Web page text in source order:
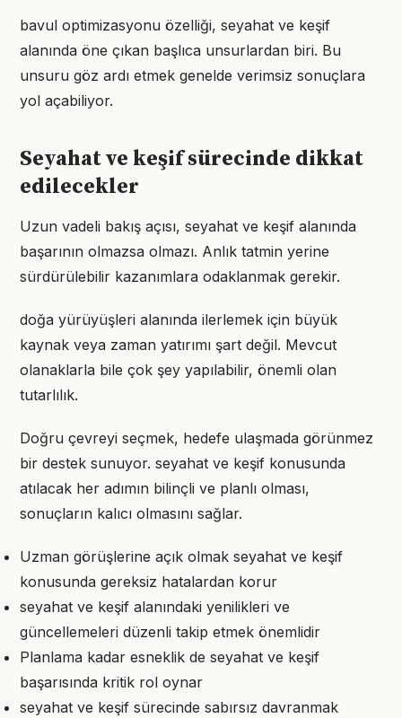
bavul optimizasyonu özelliği, seyahat ve keşif
alanında öne çıkan başlıca unsurlardan biri. Bu
unsuru göz ardı etmek genelde verimsiz sonuçlara
yol açabiliyor.
Seyahat ve keşif sürecinde dikkat
edilecekler
Uzun vadeli bakış açısı, seyahat ve keşif alanında
başarının olmazsa olmazı. Anlık tatmin yerine
sürdürülebilir kazanımlara odaklanmak gerekir.
doğa yürüyüşleri alanında ilerlemek için büyük
kaynak veya zaman yatırımı şart değil. Mevcut
olanaklarla bile çok şey yapılabilir, önemli olan
tutarlılık.
Doğru çevreyi seçmek, hedefe ulaşmada görünmez
bir destek sunuyor. seyahat ve keşif konusunda
atılacak her adımın bilinçli ve planlı olması,
sonuçların kalıcı olmasını sağlar.
Uzman görüşlerine açık olmak seyahat ve keşif
konusunda gereksiz hatalardan korur
seyahat ve keşif alanındaki yenilikleri ve
güncellemeleri düzenli takip etmek önemlidir
Planlama kadar esneklik de seyahat ve keşif
başarısında kritik rol oynar
seyahat ve keşif sürecinde sabırsız davranmak